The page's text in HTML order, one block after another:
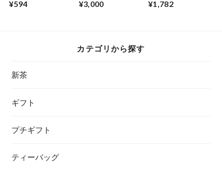
¥594 ¥3,000 ¥1,782
カテゴリから探す
新茶
ギフト
プチギフト
ティーバッグ